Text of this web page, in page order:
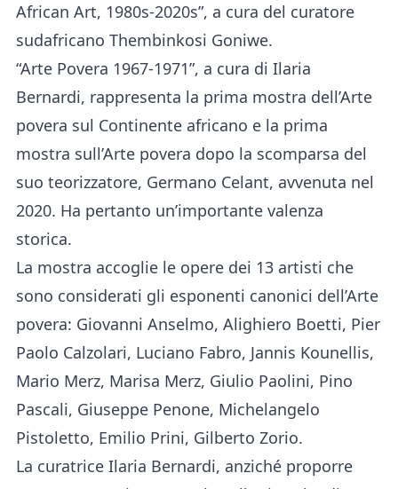
African Art, 1980s-2020s”, a cura del curatore
sudafricano Thembinkosi Goniwe.
“Arte Povera 1967-1971”, a cura di Ilaria
Bernardi, rappresenta la prima mostra dell’Arte
povera sul Continente africano e la prima
mostra sull’Arte povera dopo la scomparsa del
suo teorizzatore, Germano Celant, avvenuta nel
2020. Ha pertanto un’importante valenza
storica.
La mostra accoglie le opere dei 13 artisti che
sono considerati gli esponenti canonici dell’Arte
povera: Giovanni Anselmo, Alighiero Boetti, Pier
Paolo Calzolari, Luciano Fabro, Jannis Kounellis,
Mario Merz, Marisa Merz, Giulio Paolini, Pino
Pascali, Giuseppe Penone, Michelangelo
Pistoletto, Emilio Prini, Gilberto Zorio.
La curatrice Ilaria Bernardi, anziché proporre